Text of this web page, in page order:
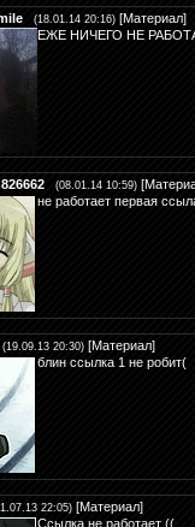
(18.01.14 20:16) [Материал]
ЕЖЕ НИЧЕГО НЕ
(08.01.14 10:59) [
не работает первая
(19.09.13 20:30) [Материал]
блин ссылка 1 не робит(
22:05) [Материал]
Ссылка не работает ((